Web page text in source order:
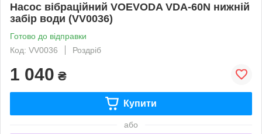
Насос вібраційний VOEVODA VDA-60N нижній
забір води (VV0036)
Готово до відправки
Код: VV0036
Роздріб
1 040 ₴
Купити
або